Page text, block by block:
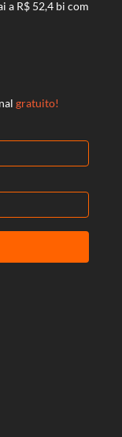
a R$ 52,4 bi com
gratuito!